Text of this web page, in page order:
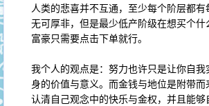
人类的悲喜并不互通，至少每个阶层都
无可厚非，但是最少低产阶级在想买个什
富豪只需要点击下单就行。
我个人的观点是：努力也许只是让你自
身的价值与意义。而金钱与地位是附带
认清自己观念中的快乐与金权，并且能